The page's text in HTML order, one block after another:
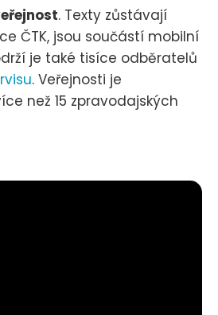
. Texty zůstávají
ČTK, jsou součástí mobilní
je také tisíce odběratelů
. Veřejnosti je
než 15 zpravodajských